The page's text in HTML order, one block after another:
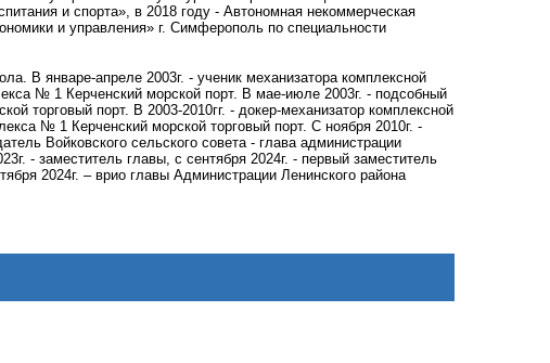
и спорта», в 2018 году - Автономная некоммерческая
и управления» г. Симферополь по специальности
В январе-апреле 2003г. - ученик механизатора комплексной
№ 1 Керченский морской порт. В мае-июле 2003г. - подсобный
торговый порт. В 2003-2010гг. - докер-механизатор комплексной
№ 1 Керченский морской торговый порт. С ноября 2010г. -
Войковского сельского совета - глава администрации
- заместитель главы, с сентября 2024г. - первый заместитель
2024г. – врио главы Администрации Ленинского района